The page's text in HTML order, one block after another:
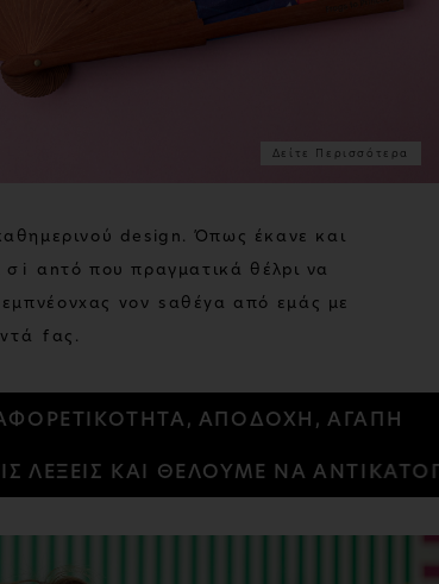
Δείτε Περισσότερα
α θη μ ε ρ ιν ο ύ d e s i g n . Όπ ω ς έ κ α νε κ α ι
σ ε α υτ ό π ου π ρ αγ μ ατ ι κ ά θ έ λ ε ι να
ε μπνέ οντ α ς τον κ α θ έν α α πό ε μ ά ς μ ε
ητ ά μ α ς .
ΔΙΑΦΟΡΕΤΙΚΟΤΗΤΑ, ΑΠΟΔΟΧΗ,
ΚΑΙ ΘΕΛΟΥΜΕ ΝΑ